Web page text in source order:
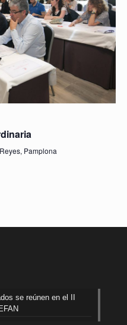
Pamplona
se reúnen en el II